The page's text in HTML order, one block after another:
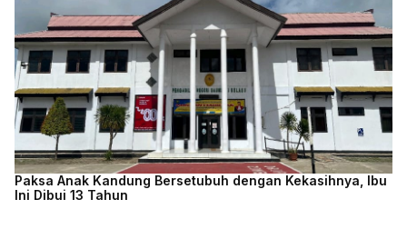
Paksa Anak Kandung Bersetubuh dengan Kekasihnya, Ibu
Ini Dibui 13 Tahun